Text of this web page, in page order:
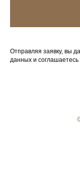
Отправляя заявку, вы
данных и соглашаетесь